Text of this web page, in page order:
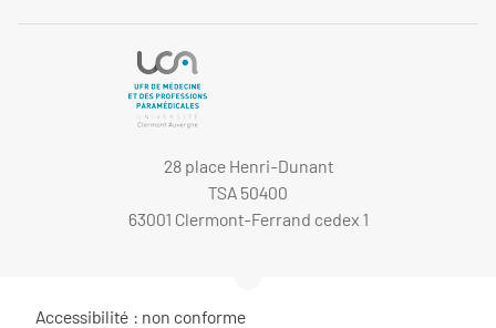
28 place Henri-Dunant
TSA 50400
63001 Clermont-Ferrand cedex 1
Accessibilité : non conforme